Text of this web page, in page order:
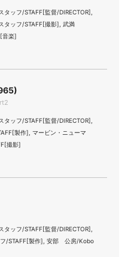
ッフ/STAFF[監督/DIRECTOR],
タッフ/STAFF[撮影], 武満
音楽]
ッフ/STAFF[監督/DIRECTOR],
製作], マービン・ニューマ
撮影]
ッフ/STAFF[監督/DIRECTOR],
/STAFF[製作], 安部 公房/Kobo